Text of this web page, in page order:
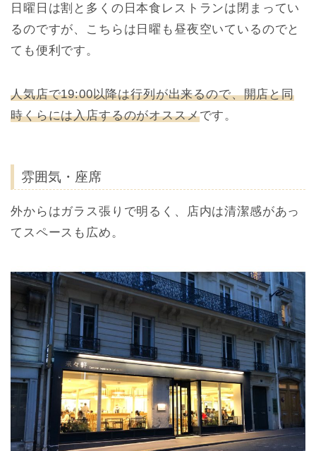
日曜日は割と多くの日本食レストランは閉まってい
るのですが、こちらは日曜も昼夜空いているのでと
ても便利です。
人気店で19:00以降は行列が出来るので、開店と同
時くらには入店するのがオススメです。
雰囲気・座席
外からはガラス張りで明るく、店内は清潔感があっ
てスペースも広め。